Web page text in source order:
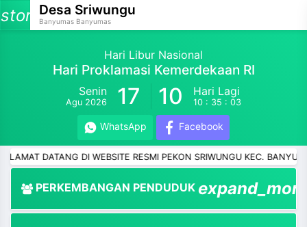
storageDesa Sriwungu
Banyumas Banyumas
Hari Libur Nasional
Hari Proklamasi Kemerdekaan RI
Senin
Agu 2026 17 10 Hari Lagi
10 : 35 : 02
WhatsApp Facebook
DATANG DI WEBSITE RESMI PEKON SRIWUNGU KEC. BANYUMAS
PERKEMBANGAN PENDUDUK